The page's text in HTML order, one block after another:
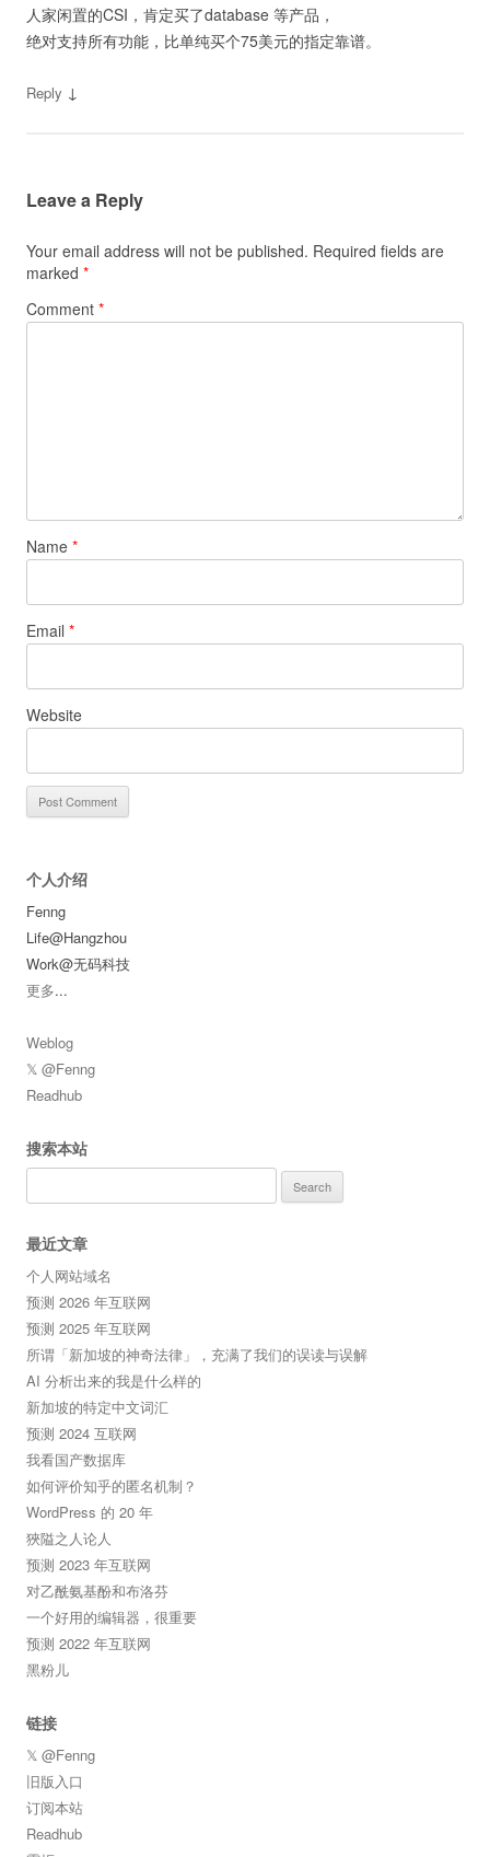
人家闲置的CSI，肯定买了database 等产品，
绝对支持所有功能，比单纯买个75美元的指定靠谱。
Reply ↓
Leave a Reply
Your email address will not be published. Required fields are
marked *
Comment *
Name *
Email *
Website
个人介绍
Fenng
Life@Hangzhou
Work@无码科技
更多...
Weblog
𝕏 @Fenng
Readhub
搜索本站
for:
最近文章
个人网站域名
预测 2026 年互联网
预测 2025 年互联网
所谓「新加坡的神奇法律」，充满了我们的误读与误解
AI 分析出来的我是什么样的
新加坡的特定中文词汇
预测 2024 互联网
我看国产数据库
如何评价知乎的匿名机制？
WordPress 的 20 年
狹隘之人论人
预测 2023 年互联网
对乙酰氨基酚和布洛芬
一个好用的编辑器，很重要
预测 2022 年互联网
黑粉儿
链接
𝕏 @Fenng
旧版入口
订阅本站
Readhub